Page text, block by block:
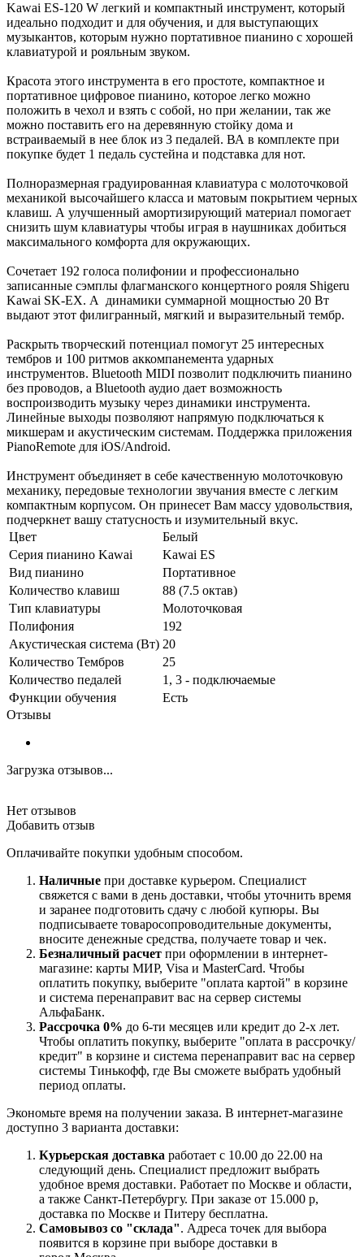
Kawai ES-120 W легкий и компактный инструмент, который
идеально подходит и для обучения, и для выступающих
музыкантов, которым нужно портативное пианино с хорошей
клавиатурой и рояльным звуком.
Красота этого инструмента в его простоте, компактное и
портативное цифровое пианино, которое легко можно
положить в чехол и взять с собой, но при желании, так же
можно поставить его на деревянную стойку дома и
встраиваемый в нее блок из 3 педалей. ВА в комплекте при
покупке будет 1 педаль сустейна и подставка для нот.
Полноразмерная градуированная клавиатура с молоточковой
механикой высочайшего класса и матовым покрытием черных
клавиш. А улучшенный амортизирующий материал помогает
снизить шум клавиатуры чтобы играя в наушниках добиться
максимального комфорта для окружающих.
Сочетает 192 голоса полифонии и профессионально
записанные сэмплы флагманского концертного рояля Shigeru
Kawai SK-EX. А динамики суммарной мощностью 20 Вт
выдают этот филигранный, мягкий и выразительный тембр.
Раскрыть творческий потенциал помогут 25 интересных
тембров и 100 ритмов аккомпанемента ударных
инструментов. Bluetooth MIDI позволит подключить пианино
без проводов, а Bluetooth аудио дает возможность
воспроизводить музыку через динамики инструмента.
Линейные выходы позволяют напрямую подключаться к
микшерам и акустическим системам. Поддержка приложения
PianoRemote для iOS/Android.
Инструмент объединяет в себе качественную молоточковую
механику, передовые технологии звучания вместе с легким
компактным корпусом. Он принесет Вам массу удовольствия,
подчеркнет вашу статусность и изумительный вкус.
Цвет
Белый
Серия пианино Kawai
Kawai ES
Вид пианино
Портативное
Количество клавиш
88 (7.5 октав)
Тип клавиатуры
Молоточковая
Полифония
192
Акустическая система (Вт) 20
Количество Тембров
25
Количество педалей
1, 3 - подключаемые
Функции обучения
Есть
Отзывы
Загрузка отзывов...
Нет отзывов
Добавить отзыв
Оплачивайте покупки удобным способом.
Наличные при доставке курьером. Специалист
свяжется с вами в день доставки, чтобы уточнить время
и заранее подготовить сдачу с любой купюры. Вы
подписываете товаросопроводительные документы,
вносите денежные средства, получаете товар и чек.
Безналичный расчет при оформлении в интернет-
магазине: карты МИР, Visa и MasterCard. Чтобы
оплатить покупку, выберите "оплата картой" в корзине
и система перенаправит вас на сервер системы
АльфаБанк.
Рассрочка 0% до 6-ти месяцев или кредит до 2-х лет.
Чтобы оплатить покупку, выберите "оплата в рассрочку/
кредит" в корзине и система перенаправит вас на сервер
системы Тинькофф, где Вы сможете выбрать удобный
период оплаты.
Экономьте время на получении заказа. В интернет-магазине
доступно 3 варианта доставки:
Курьерская доставка работает с 10.00 до 22.00 на
следующий день. Специалист предложит выбрать
удобное время доставки. Работает по Москве и области,
а также Санкт-Петербургу. При заказе от 15.000 р,
доставка по Москве и Питеру бесплатна.
Самовывоз со "склада". Адреса точек для выбора
появится в корзине при выборе доставки в